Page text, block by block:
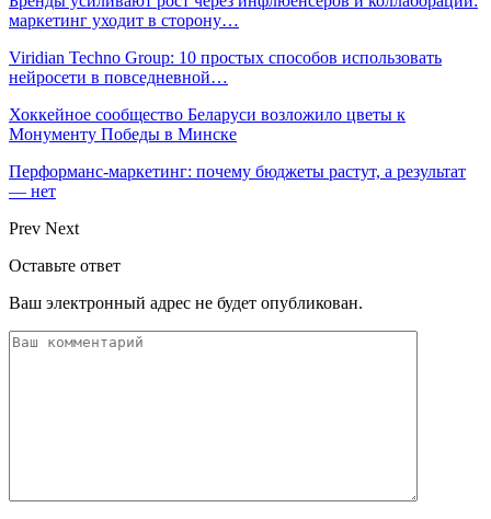
маркетинг уходит в сторону…
Viridian Techno Group: 10 простых способов использовать
нейросети в повседневной…
Хоккейное сообщество Беларуси возложило цветы к
Монументу Победы в Минске
Перформанс-маркетинг: почему бюджеты растут, а результат
— нет
Prev Next
Оставьте ответ
Ваш электронный адрес не будет опубликован.